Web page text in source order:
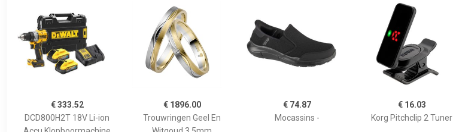
€ 333.52
DCD800H2T 18V Li-ion
€ 1896.00
Trouwringen Geel En
€ 74.87
Mocassins -
€ 16.03
Korg Pitchclip 2 Tuner